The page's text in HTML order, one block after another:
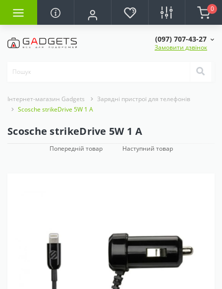
0
(097) 707-43-27
Замовити дзвінок
Інтернет-магазин Gadgets
Зарядні пристрої для телефонів
Scosche strikeDrive 5W 1 А
Scosche strikeDrive 5W 1 А
Попередній товар Наступний товар